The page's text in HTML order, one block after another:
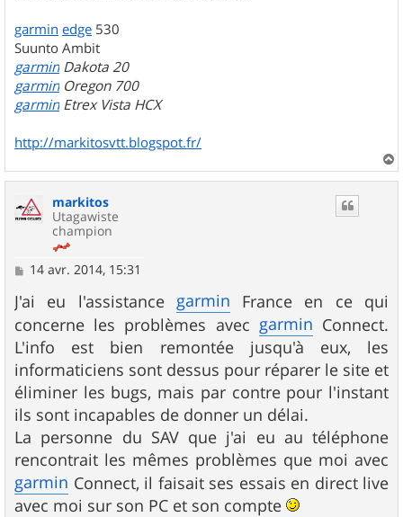
garmin edge 530
Suunto Ambit
garmin Dakota 20
garmin Oregon 700
garmin Etrex Vista HCX
http://markitosvtt.blogspot.fr/
a
markitos
Utagawiste
champion
M
s
s
a
g
e
14 avr. 2014, 15:31
J'ai eu l'assistance garmin France en ce qui
concerne les problèmes avec garmin Connect.
L'info est bien remontée jusqu'à eux, les
informaticiens sont dessus pour réparer le site et
éliminer les bugs, mais par contre pour l'instant
ils sont incapables de donner un délai.
La personne du SAV que j'ai eu au téléphone
rencontrait les mêmes problèmes que moi avec
garmin Connect, il faisait ses essais en direct live
avec moi sur son PC et son compte